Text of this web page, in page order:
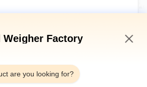
Invia ora
Weigher Factory
are you looking for?